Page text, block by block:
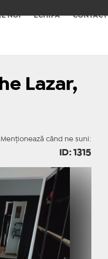
NOI ECHIPA CONTACT
Lazar,
Menționează când ne suni:
ID: 1315